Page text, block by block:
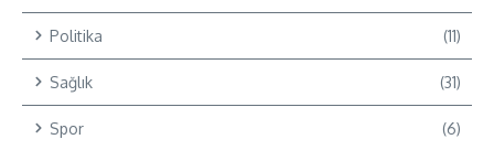
Politika (11)
Sağlık (31)
Spor (6)